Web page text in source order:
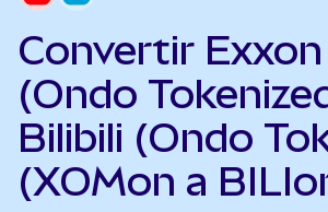
Convertir
(Ondo
Bilibili (Ondo
(XOMon a